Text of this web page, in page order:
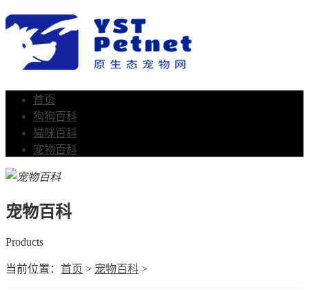
首页
狗狗百科
猫咪百科
宠物百科
宠物百科
Products
当前位置： 首页 > 宠物百科 >